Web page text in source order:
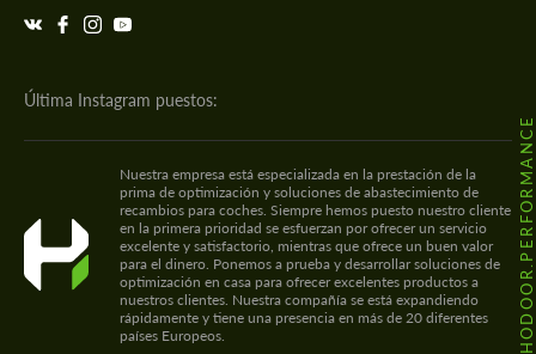
Última Instagram puestos:
@HODOOR.PERFORMANCE
Nuestra empresa está especializada en la prestación de la
prima de optimización y soluciones de abastecimiento de
recambios para coches. Siempre hemos puesto nuestro cliente
en la primera prioridad se esfuerzan por ofrecer un servicio
excelente y satisfactorio, mientras que ofrece un buen valor
para el dinero. Ponemos a prueba y desarrollar soluciones de
optimización en casa para ofrecer excelentes productos a
nuestros clientes. Nuestra compañía se está expandiendo
rápidamente y tiene una presencia en más de 20 diferentes
países Europeos.